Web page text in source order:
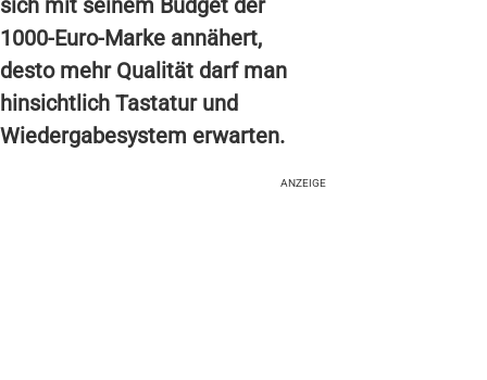
1000-Euro-Marke annähert,
desto mehr Qualität darf man
hinsichtlich Tastatur und
Wiedergabesystem erwarten.
ANZEIGE